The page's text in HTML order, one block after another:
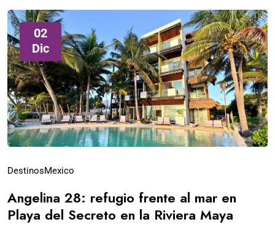
02
Dic
DestinosMexico
Angelina 28: refugio frente al mar en
Playa del Secreto en la Riviera Maya